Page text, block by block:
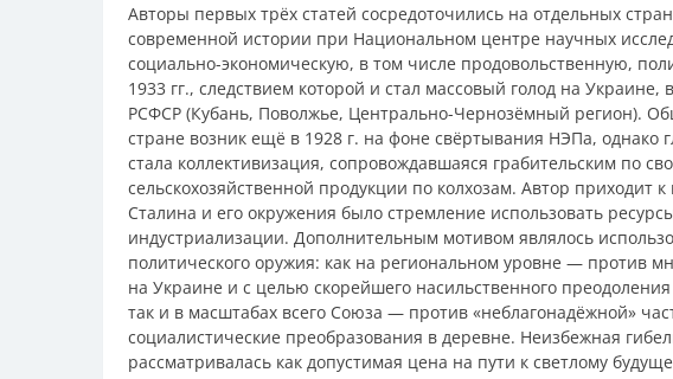
Авторы первых трёх статей сосредоточились на отдельных
современной истории при Национальном центре научных
социально-экономическую, в том числе продовольственную,
1933 гг., следствием которой и стал массовый голод на Украине,
РСФСР (Кубань, Поволжье, Центрально-Чернозёмный регион).
стране возник ещё в 1928 г. на фоне свёртывания НЭПа, однако
стала коллективизация, сопровождавшаяся грабительским по
сельскохозяйственной продукции по колхозам. Автор приходит
Сталина и его окружения было стремление использовать
индустриализации. Дополнительным мотивом являлось
политического оружия: как на региональном уровне — против
на Украине и с целью скорейшего насильственного преодоления
так и в масштабах всего Союза — против «неблагонадёжной»
социалистические преобразования в деревне. Неизбежная
рассматривалась как допустимая цена на пути к светлому